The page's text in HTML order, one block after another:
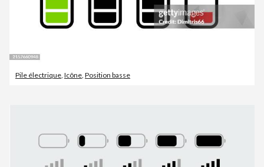
Pile électrique, Icône, Position basse